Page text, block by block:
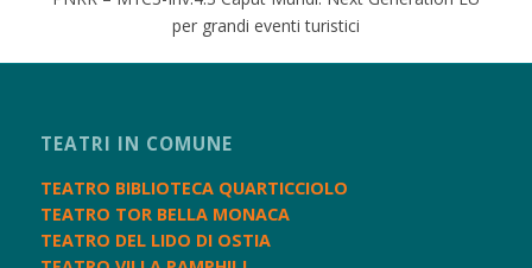
per grandi eventi turistici
TEATRI IN COMUNE
TEATRO BIBLIOTECA QUARTICCIOLO
TEATRO TOR BELLA MONACA
TEATRO DEL LIDO DI OSTIA